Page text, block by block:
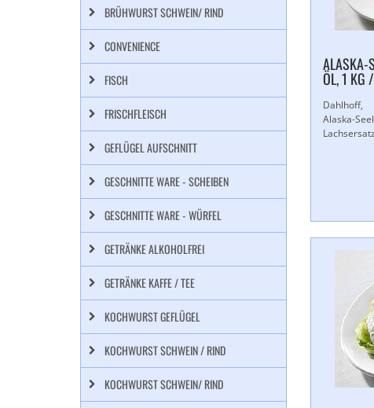
ALASKA-​
ÖL, 1 KG
Alaska-​
BRÜHWURST SCHWEIN/ RIND
CONVENIENCE
FISCH
FRISCHFLEISCH
GEFLÜGEL AUFSCHNITT
GESCHNITTE WARE - SCHEIBEN
GESCHNITTE WARE - WÜRFEL
GETRÄNKE ALKOHOLFREI
GETRÄNKE KAFFE / TEE
KOCHWURST GEFLÜGEL
KOCHWURST SCHWEIN / RIND
KOCHWURST SCHWEIN/ RIND